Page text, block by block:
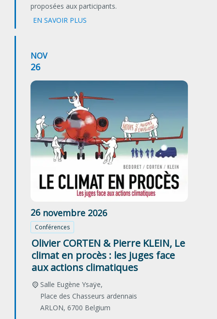
proposées aux participants.
EN SAVOIR PLUS
NOV
26
26 novembre 2026
Conférences
Olivier CORTEN & Pierre KLEIN, Le
climat en procès : les juges face
aux actions climatiques
Salle Eugène Ysaÿe,
Place des Chasseurs ardennais
ARLON, 6700 Belgium